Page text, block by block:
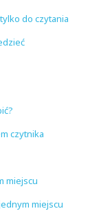
do czytania
czytnika
miejscu
miejscu